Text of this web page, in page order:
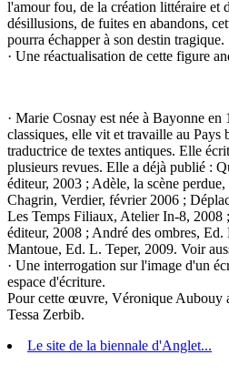
l'amour fou, de la création littéraire et
désillusions, de fuites en abandons,
pourra échapper à son destin tragique.
· Une réactualisation de cette figure
· Marie Cosnay est née à Bayonne en
classiques, elle vit et travaille au Pays
traductrice de textes antiques. Elle
plusieurs revues. Elle a déjà publié :
éditeur, 2003 ; Adèle, la scène
Chagrin, Verdier, février 2006 ;
Les Temps Filiaux, Atelier In-8, 2008
éditeur, 2008 ; André des ombres,
Mantoue, Ed. L. Teper, 2009. Voir
· Une interrogation sur l'image d'un
espace d'écriture.
Pour cette œuvre, Véronique Aubouy
Tessa Zerbib.
Le site de la biennale d'Anglet...